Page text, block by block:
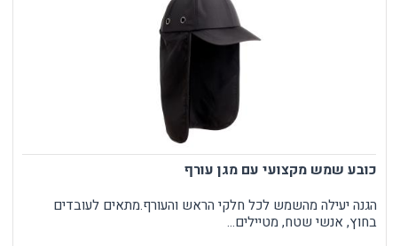
כובע שמש מקצועי עם מגן עורף
הגנה יעילה מהשמש לכל חלקי הראש והעורף.מתאים לעובדים
בחוץ, אנשי שטח, מטיילים...